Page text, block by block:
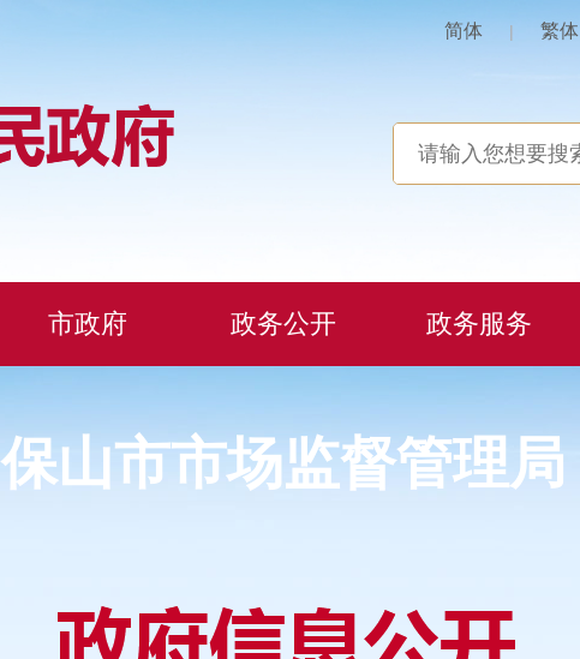
简体 | 繁体
市政府 政务公开 政务服务
保山市市场监督管理局